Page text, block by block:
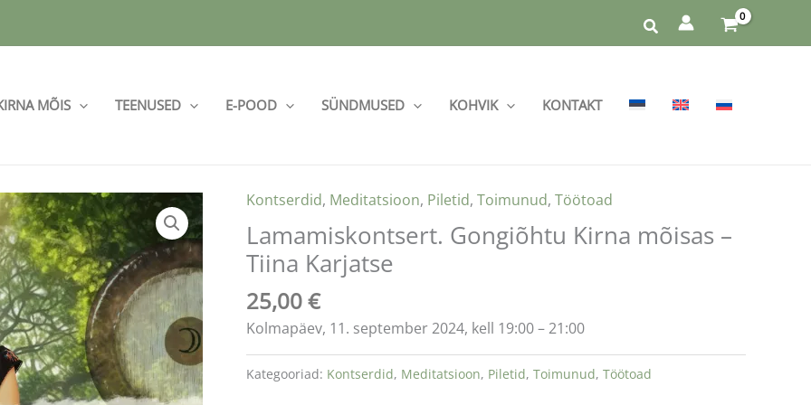
MÕIS TEENUSED E-POOD SÜNDMUSED KOHVIK KONTAKT
Kontserdid, Meditatsioon, Piletid, Toimunud, Töötoad
Lamamiskontsert. Gongiõhtu Kirna mõisas –
Tiina Karjatse
25,00€
Kolmapäev, 11. september 2024, kell 19:00 – 21:00
Kategooriad: Kontserdid, Meditatsioon, Piletid, Toimunud, Töötoad